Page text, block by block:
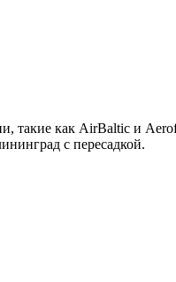
как AirBaltic и
с пересадкой.